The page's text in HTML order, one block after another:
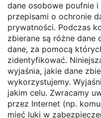
dane osobowe poufnie
przepisami o ochronie
prywatności. Podczas
zbierane są różne dane
dane, za pomocą
zidentyfikować.
wyjaśnia, jakie dane
wykorzystujemy.
jakim celu. Zwracamy
przez Internet (np.
mieć luki w